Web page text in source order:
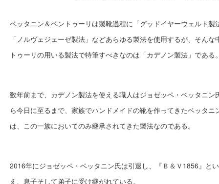
ベッタニン＆ベントゥーリは製靴過程に「グッドイヤーウェルト製
「ノルヴェジェーゼ製法」などあらゆる製法を使用するが、そん
トゥーリの用いる製法で特筆すべきなのは「カデノン製法」である
数年前まで、カデノン製法を使える職人はジョゼッペ・ベッタニン
ら今日に至るまで、家族でハンドメイドの靴を作ってきたベッタニ
は、この一族においてのみ継承されてきた製法なのである。
2016年にジョゼッペ・ベッタニン氏は引退し、『Ｂ＆Ｖ1856』と
え、息子そして弟子に受け継がれている。